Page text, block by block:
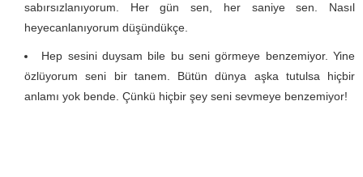
sabırsızlanıyorum. Her gün sen, her saniye sen. Nasıl
heyecanlanıyorum düşündükçe.
Hep sesini duysam bile bu seni görmeye benzemiyor. Yine
özlüyorum seni bir tanem. Bütün dünya aşka tutulsa hiçbir
anlamı yok bende. Çünkü hiçbir şey seni sevmeye benzemiyor!